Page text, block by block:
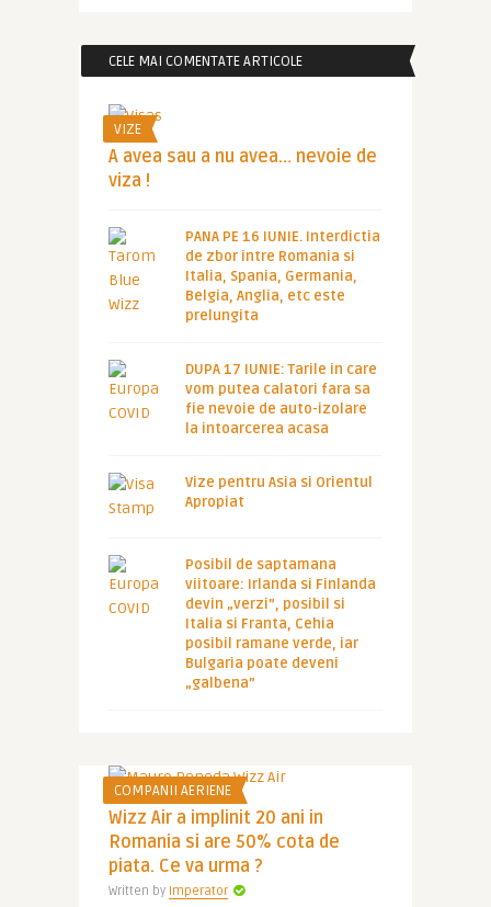
CELE MAI COMENTATE ARTICOLE
VIZE
A avea sau a nu avea… nevoie de
viza !
PANA PE 16 IUNIE. Interdictia
de zbor intre Romania si
Italia, Spania, Germania,
Belgia, Anglia, etc este
prelungita
DUPA 17 IUNIE: Tarile in care
vom putea calatori fara sa
fie nevoie de auto-izolare
la intoarcerea acasa
Vize pentru Asia si Orientul
Apropiat
Posibil de saptamana
viitoare: Irlanda si Finlanda
devin „verzi”, posibil si
Italia si Franta, Cehia
posibil ramane verde, iar
Bulgaria poate deveni
„galbena”
COMPANII AERIENE
Wizz Air a implinit 20 ani in
Romania si are 50% cota de
piata. Ce va urma ?
Written by Imperator